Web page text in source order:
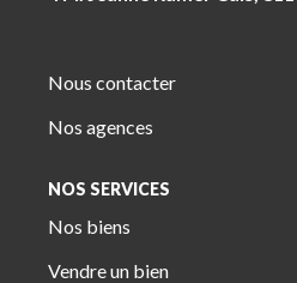
Nous contacter
Nos agences
NOS SERVICES
Nos biens
Vendre un bien